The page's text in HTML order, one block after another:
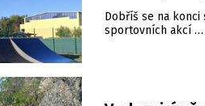
Dobříš se na
sportovních akcí …